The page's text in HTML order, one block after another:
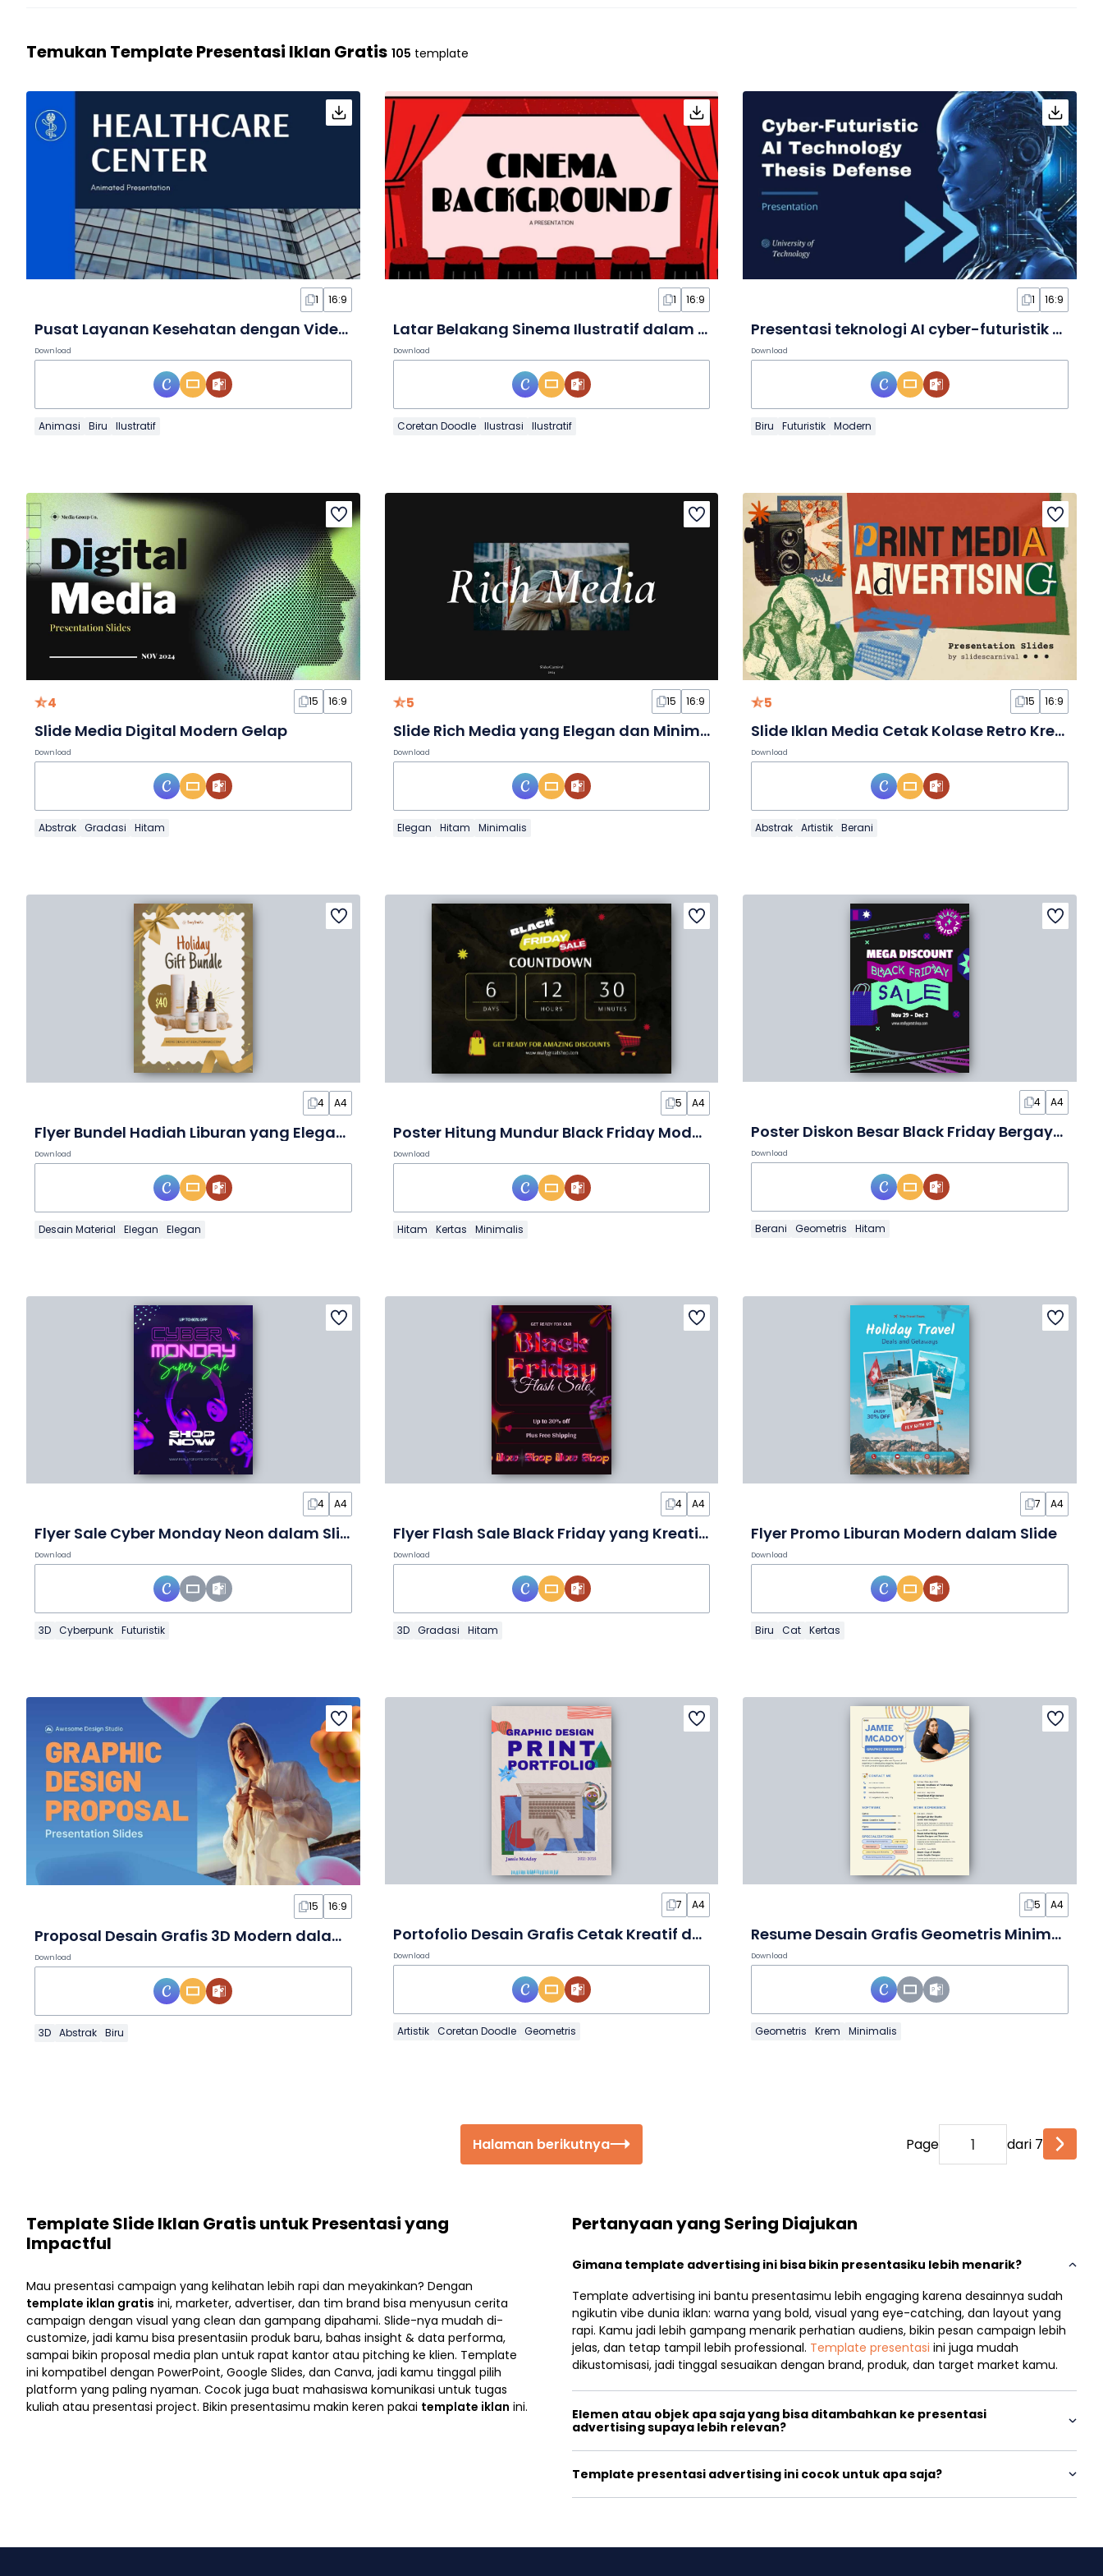
Temukan Template Presentasi Iklan Gratis 105 template
1 16:9
Pusat Layanan Kesehatan dengan Video Bergerak dalam Slide
Download
Animasi Biru Ilustratif
1 16:9
Latar Belakang Sinema Ilustratif dalam Slide
Download
Coretan Doodle Ilustrasi Ilustratif
1 16:9
Presentasi teknologi AI cyber-futuristik dalam Slide
Download
Biru Futuristik Modern
4 15 16:9
Slide Media Digital Modern Gelap
Download
Abstrak Gradasi Hitam
5 15 16:9
Slide Rich Media yang Elegan dan Minimalis
Download
Elegan Hitam Minimalis
5 15 16:9
Slide Iklan Media Cetak Kolase Retro Kreatif
Download
Abstrak Artistik Berani
4 A4
Flyer Bundel Hadiah Liburan yang Elegan dalam Slide
Download
Desain Material Elegan Elegan
5 A4
Poster Hitung Mundur Black Friday Modern
Download
Hitam Kertas Minimalis
4 A4
Poster Diskon Besar Black Friday Bergaya Brutalis
Download
Berani Geometris Hitam
4 A4
Flyer Sale Cyber Monday Neon dalam Slide
Download
3D Cyberpunk Futuristik
4 A4
Flyer Flash Sale Black Friday yang Kreatif dalam Slide
Download
3D Gradasi Hitam
7 A4
Flyer Promo Liburan Modern dalam Slide
Download
Biru Cat Kertas
15 16:9
Proposal Desain Grafis 3D Modern dalam Slide
Download
3D Abstrak Biru
7 A4
Portofolio Desain Grafis Cetak Kreatif dalam Slide
Download
Artistik Coretan Doodle Geometris
5 A4
Resume Desain Grafis Geometris Minimalis dalam Slide
Download
Geometris Krem Minimalis
Halaman berikutnya Page dari 7
Template Slide Iklan Gratis untuk Presentasi yang
Impactful
Mau presentasi campaign yang kelihatan lebih rapi dan meyakinkan? Dengan
template iklan gratis ini, marketer, advertiser, dan tim brand bisa menyusun cerita
campaign dengan visual yang clean dan gampang dipahami. Slide-nya mudah di-
customize, jadi kamu bisa presentasiin produk baru, bahas insight & data performa,
sampai bikin proposal media plan untuk rapat kantor atau pitching ke klien. Template
ini kompatibel dengan PowerPoint, Google Slides, dan Canva, jadi kamu tinggal pilih
platform yang paling nyaman. Cocok juga buat mahasiswa komunikasi untuk tugas
kuliah atau presentasi project. Bikin presentasimu makin keren pakai template iklan ini.
Pertanyaan yang Sering Diajukan
Gimana template advertising ini bisa bikin presentasiku lebih menarik?
Template advertising ini bantu presentasimu lebih engaging karena desainnya sudah
ngikutin vibe dunia iklan: warna yang bold, visual yang eye-catching, dan layout yang
rapi. Kamu jadi lebih gampang menarik perhatian audiens, bikin pesan campaign lebih
jelas, dan tetap tampil lebih professional. Template presentasi ini juga mudah
dikustomisasi, jadi tinggal sesuaikan dengan brand, produk, dan target market kamu.
Elemen atau objek apa saja yang bisa ditambahkan ke presentasi
advertising supaya lebih relevan?
Template presentasi advertising ini cocok untuk apa saja?